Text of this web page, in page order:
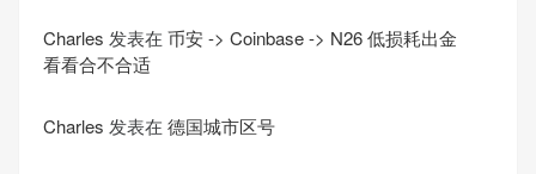
Charles 发表在 币安 -> Coinbase -> N26 低损耗出金
看看合不合适
Charles 发表在 德国城市区号